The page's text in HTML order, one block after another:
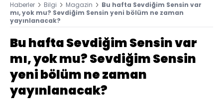
Haberler Bilgi Magazin
Bu hafta Sevdiğim Sensin var
mı, yok mu? Sevdiğim Sensin yeni bölüm ne zaman
yayınlanacak?
Bu hafta Sevdiğim Sensin var
mı, yok mu? Sevdiğim Sensin
yeni bölüm ne zaman
yayınlanacak?